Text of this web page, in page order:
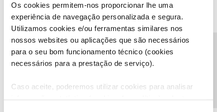
Os cookies permitem-nos proporcionar lhe uma
experiência de navegação personalizada e segura.
Utilizamos cookies e/ou ferramentas similares nos
nossos websites ou aplicações que são necessários
para o seu bom funcionamento técnico (cookies
necessários para a prestação de serviço).
Caso aceite, poderemos utilizar cookies para analisar
de 1ano, gostaria quando possível que alguém responsável da
parte técnica que me ajudasse a resolver isto..
Jose Rodrigues Forum|Forum|5 years ago